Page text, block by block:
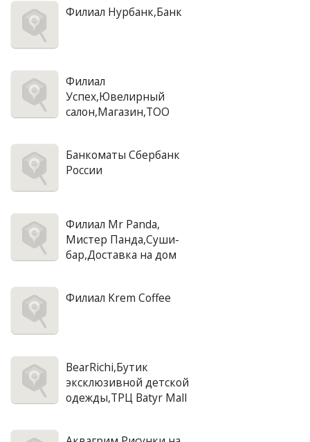
Филиал Нурбанк,Банк
Филиал
Успех,Ювелирный
салон,Магазин,ТОО
Банкоматы Сбербанк
России
Филиал Mr Panda,
Мистер Панда,Суши-
бар,Доставка на дом
Филиал Krem Coffee
BearRichi,Бутик
эксклюзивной детской
одежды,ТРЦ Batyr Mall